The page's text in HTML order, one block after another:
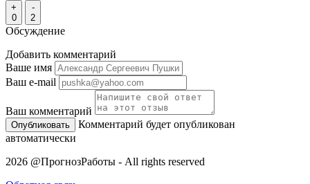
+
0
-
2
Обсуждение
Добавить комментарий
Ваше имя
Ваш e-mail
Ваш комментарий
Комментарий будет опубликован
автоматически
2026 @ПрогнозРаботы - All rights reserved